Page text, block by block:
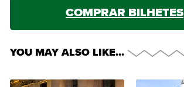
COMPRAR BILHETES
YOU MAY ALSO LIKE…